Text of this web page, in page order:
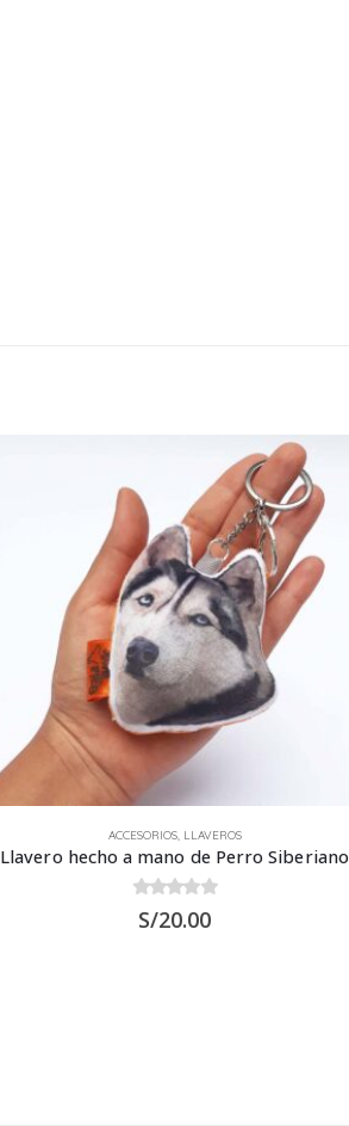
ACCESORIOS, LLAVEROS
Llavero hecho a mano de Perro Siberiano
out of 5
S/20.00